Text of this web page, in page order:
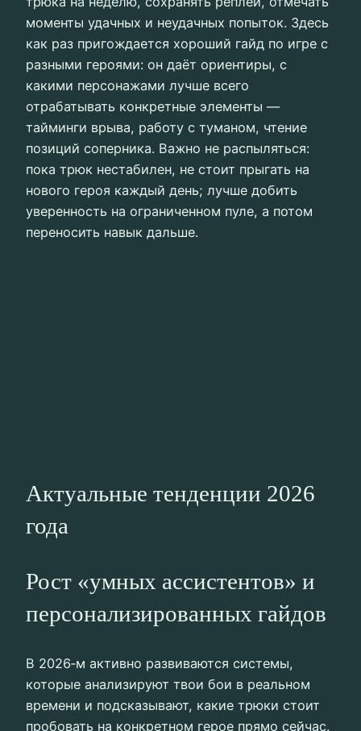
моменты удачных и неудачных попыток. Здесь
как раз пригождается хороший гайд по игре с
разными героями: он даёт ориентиры, с
какими персонажами лучше всего
отрабатывать конкретные элементы —
тайминги врыва, работу с туманом, чтение
позиций соперника. Важно не распыляться:
пока трюк нестабилен, не стоит прыгать на
нового героя каждый день; лучше добить
уверенность на ограниченном пуле, а потом
переносить навык дальше.
Актуальные тенденции 2026
года
Рост «умных ассистентов» и
персонализированных гайдов
В 2026‑м активно развиваются системы,
которые анализируют твои бои в реальном
времени и подсказывают, какие трюки стоит
пробовать на конкретном герое прямо сейчас.